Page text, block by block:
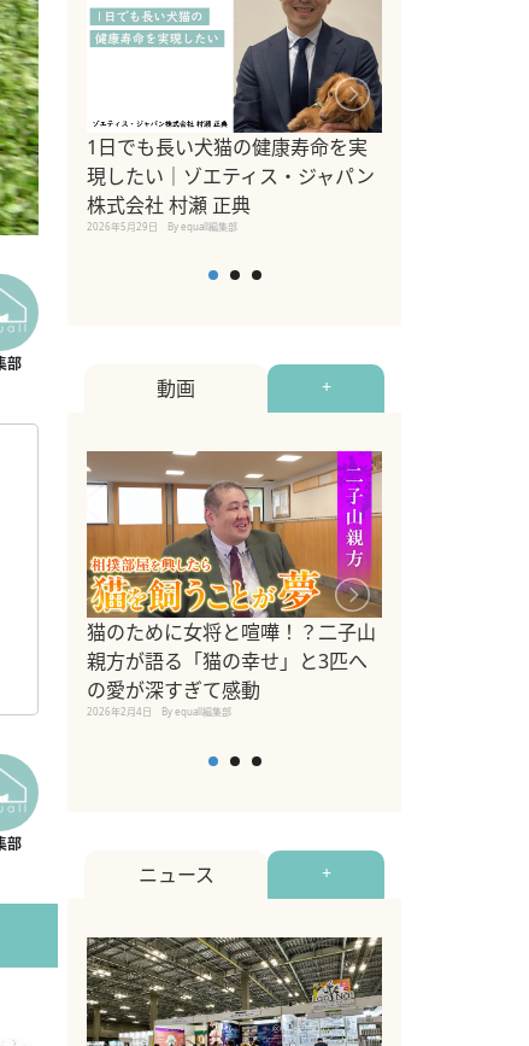
1日でも長い犬猫の健康寿命を実
現したい｜ゾエティス・ジャパン
株式会社 村瀬 正典
2026年5月29日 By equall編集部
動画 +
猫のために女将と喧嘩！？二子山
親方が語る「猫の幸せ」と3匹へ
の愛が深すぎて感動
2026年2月4日 By equall編集部
ニュース +